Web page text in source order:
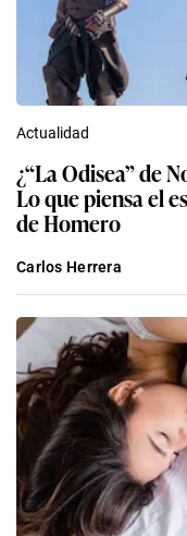
Actualidad
¿“La Odisea” de
Lo que piensa el
de Homero
Carlos Herrera